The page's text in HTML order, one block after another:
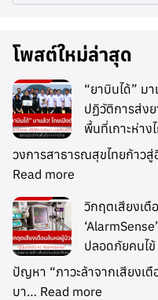
โพสต์ใหม่ล่าสุด
“ยาบินได้” ม
ปฏิวัติการส่ง
พื้นที่เกาะห่าง
วงการสาธารณสุขไทยก้าวสู่
Read more
วิกฤตเสียงเ
ปลอดภัยคนไข้
ปัญหา “ภาวะล้าจากเสียงเ
บา… Read more